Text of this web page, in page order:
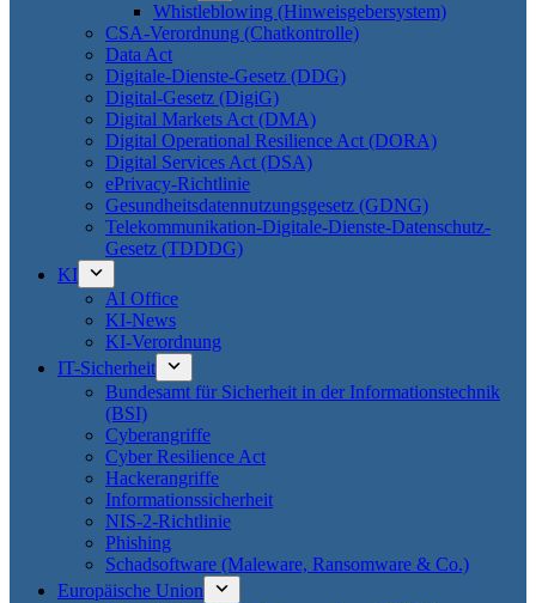
Whistleblowing (Hinweisgebersystem)
CSA-Verordnung (Chatkontrolle)
Data Act
Digitale-Dienste-Gesetz (DDG)
Digital-Gesetz (DigiG)
Digital Markets Act (DMA)
Digital Operational Resilience Act (DORA)
Digital Services Act (DSA)
ePrivacy-Richtlinie
Gesundheitsdatennutzungsgesetz (GDNG)
Telekommunikation-Digitale-Dienste-Datenschutz-
Gesetz (TDDDG)
KI
AI Office
KI-News
KI-Verordnung
IT-Sicherheit
Bundesamt für Sicherheit in der Informationstechnik
(BSI)
Cyberangriffe
Cyber Resilience Act
Hackerangriffe
Informationssicherheit
NIS-2-Richtlinie
Phishing
Schadsoftware (Maleware, Ransomware & Co.)
Europäische Union